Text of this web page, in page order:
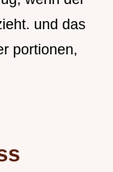
und das
portionen,